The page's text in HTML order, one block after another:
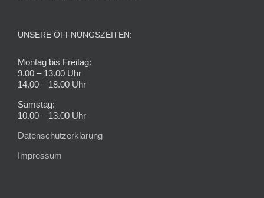
UNSERE ÖFFNUNGSZEITEN:
Montag bis Freitag:
9.00 – 13.00 Uhr
14.00 – 18.00 Uhr
Samstag:
10.00 – 13.00 Uhr
Datenschutzerklärung
Impressum